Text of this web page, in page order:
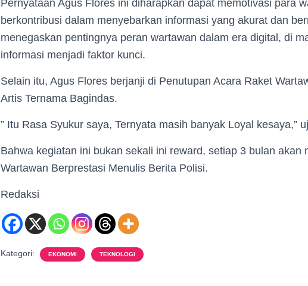
Pernyataan Agus Flores ini diharapkan dapat memotivasi para
berkontribusi dalam menyebarkan informasi yang akurat dan
menegaskan pentingnya peran wartawan dalam era digital, di
informasi menjadi faktor kunci.
Selain itu, Agus Flores berjanji di Penutupan Acara Raket
Artis Ternama Bagindas.
” Itu Rasa Syukur saya, Ternyata masih banyak Loyal kesaya,”
Bahwa kegiatan ini bukan sekali ini reward, setiap 3 bulan akan
Wartawan Berprestasi Menulis Berita Polisi.
Redaksi
Kategori: EKONOMI TEKNOLOGI